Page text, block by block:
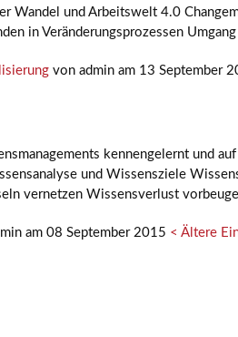
Wandel und Arbeitswelt 4.0
in Veränderungsprozessen
von admin am 13 September
kennengelernt und
und Wissensziele
vernetzen Wissensverlust
am 08 September 2015 < Ältere